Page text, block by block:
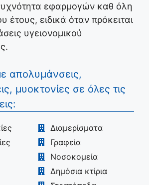
εφαρμογών καθ όλη
έτους, ειδικά όταν πρόκειται
υγειονομικού
απολυμάνσεις,
μυοκτονίες σε όλες τις
Διαμερίσματα
Γραφεία
Νοσοκομεία
Δημόσια κτίρια